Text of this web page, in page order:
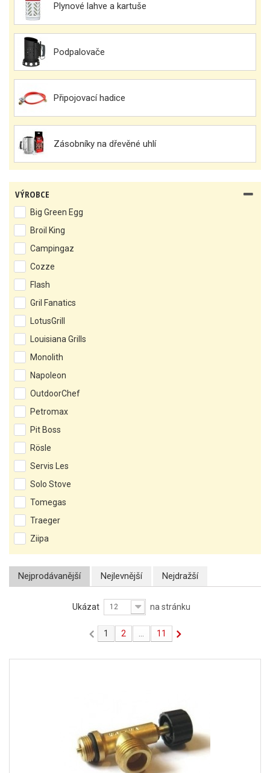
Plynové lahve a kartuše
Podpalovače
Připojovací hadice
Zásobníky na dřevěné uhlí
VÝROBCE
Big Green Egg
Broil King
Campingaz
Cozze
Flash
Gril Fanatics
LotusGrill
Louisiana Grills
Monolith
Napoleon
OutdoorChef
Petromax
Pit Boss
Rösle
Servis Les
Solo Stove
Tomegas
Traeger
Ziipa
Nejprodávanější Nejlevnější Nejdražší
Ukázat 12 na stránku
1 2 11